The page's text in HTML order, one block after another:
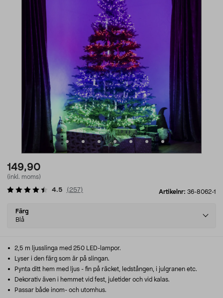
149,90
(inkl. moms)
Artikelnr: 36-8062-1
4.5 ( 257)
Select
variant
Färg
Blå
2,5 m ljusslinga med 250 LED-lampor.
Lyser i den färg som är på slingan.
Pynta ditt hem med ljus - fin på räcket, ledstången, i julgranen etc.
Dekorativ även i hemmet vid fest, juletider och vid kalas.
Passar både inom- och utomhus.